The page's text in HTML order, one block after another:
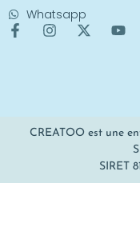
Whatsapp
CREATOO est une
SIRET